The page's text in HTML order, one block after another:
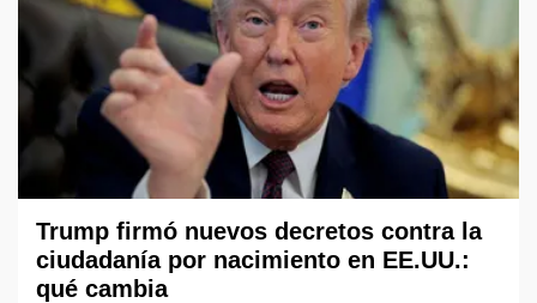
Trump firmó nuevos decretos contra la
ciudadanía por nacimiento en EE.UU.:
qué cambia